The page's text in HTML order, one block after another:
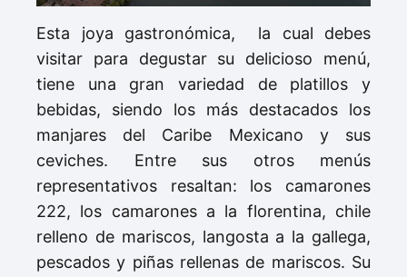
Esta joya gastronómica, la cual debes
visitar para degustar su delicioso menú,
tiene una gran variedad de platillos y
bebidas, siendo los más destacados los
manjares del Caribe Mexicano y sus
ceviches. Entre sus otros menús
representativos resaltan: los camarones
222, los camarones a la florentina, chile
relleno de mariscos, langosta a la gallega,
pescados y piñas rellenas de mariscos. Su